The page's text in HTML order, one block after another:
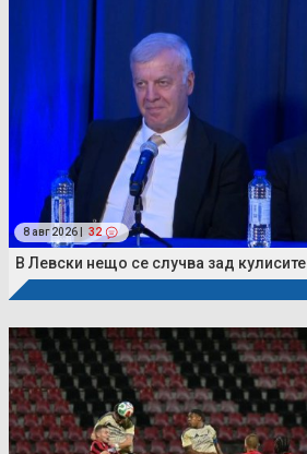
8 авг 2026 | 32
В Левски нещо се случва зад кулисите